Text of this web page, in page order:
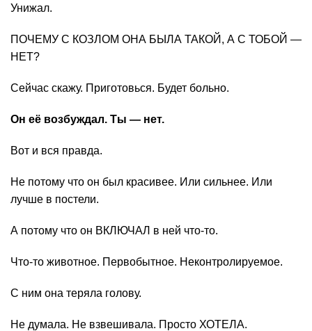
Унижал.
ПОЧЕМУ С КОЗЛОМ ОНА БЫЛА ТАКОЙ, А С ТОБОЙ —
НЕТ?
Сейчас скажу. Приготовься. Будет больно.
Он её возбуждал. Ты — нет.
Вот и вся правда.
Не потому что он был красивее. Или сильнее. Или
лучше в постели.
А потому что он ВКЛЮЧАЛ в ней что-то.
Что-то животное. Первобытное. Неконтролируемое.
С ним она теряла голову.
Не думала. Не взвешивала. Просто ХОТЕЛА.